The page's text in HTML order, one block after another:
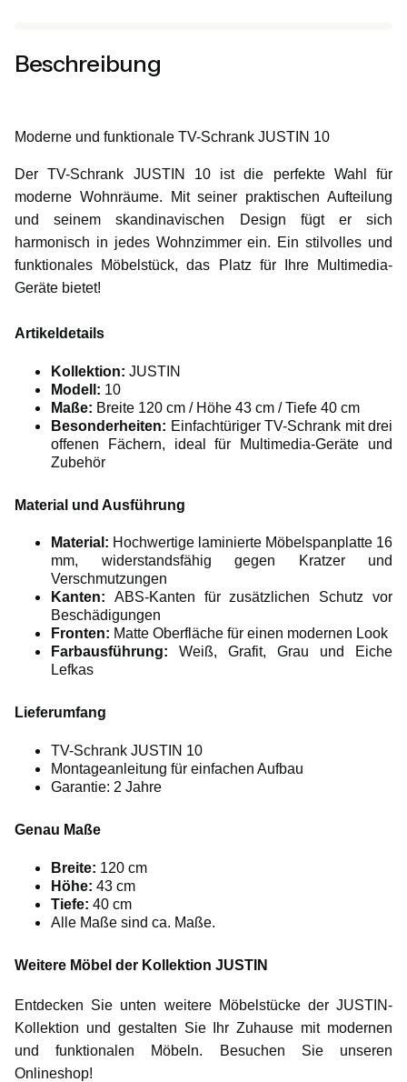
Beschreibung
Moderne und funktionale TV-Schrank JUSTIN 10
Der TV-Schrank JUSTIN 10 ist die perfekte Wahl für
moderne Wohnräume. Mit seiner praktischen Aufteilung
und seinem skandinavischen Design fügt er sich
harmonisch in jedes Wohnzimmer ein. Ein stilvolles und
funktionales Möbelstück, das Platz für Ihre Multimedia-
Geräte bietet!
Artikeldetails
Kollektion: JUSTIN
Modell: 10
Maße: Breite 120 cm / Höhe 43 cm / Tiefe 40 cm
Besonderheiten: Einfachtüriger TV-Schrank mit drei
offenen Fächern, ideal für Multimedia-Geräte und
Zubehör
Material und Ausführung
Material: Hochwertige laminierte Möbelspanplatte 16
mm, widerstandsfähig gegen Kratzer und
Verschmutzungen
Kanten: ABS-Kanten für zusätzlichen Schutz vor
Beschädigungen
Fronten: Matte Oberfläche für einen modernen Look
Farbausführung: Weiß, Grafit, Grau und Eiche
Lefkas
Lieferumfang
TV-Schrank JUSTIN 10
Montageanleitung für einfachen Aufbau
Garantie: 2 Jahre
Genau Maße
Breite: 120 cm
Höhe: 43 cm
Tiefe: 40 cm
Alle Maße sind ca. Maße.
Weitere Möbel der Kollektion JUSTIN
Entdecken Sie unten weitere Möbelstücke der JUSTIN-
Kollektion und gestalten Sie Ihr Zuhause mit modernen
und funktionalen Möbeln. Besuchen Sie unseren
Onlineshop!